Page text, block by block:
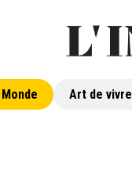
Monde Art de vivre